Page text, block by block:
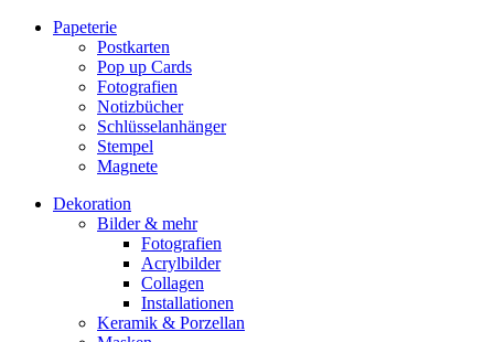
Papeterie
Postkarten
Pop up Cards
Fotografien
Notizbücher
Schlüsselanhänger
Stempel
Magnete
Dekoration
Bilder & mehr
Fotografien
Acrylbilder
Collagen
Installationen
Keramik & Porzellan